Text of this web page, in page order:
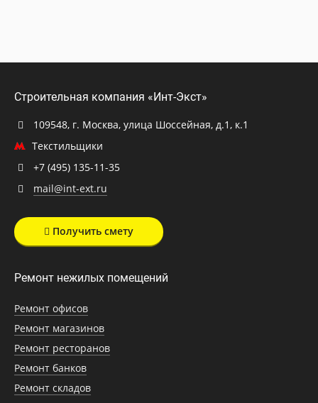
Строительная компания «Инт-Экст»
109548, г. Москва, улица Шоссейная, д.1, к.1
Текстильщики
+7 (495) 135-11-35
mail@int-ext.ru
Получить смету
Ремонт нежилых помещений
Ремонт офисов
Ремонт магазинов
Ремонт ресторанов
Ремонт банков
Ремонт складов